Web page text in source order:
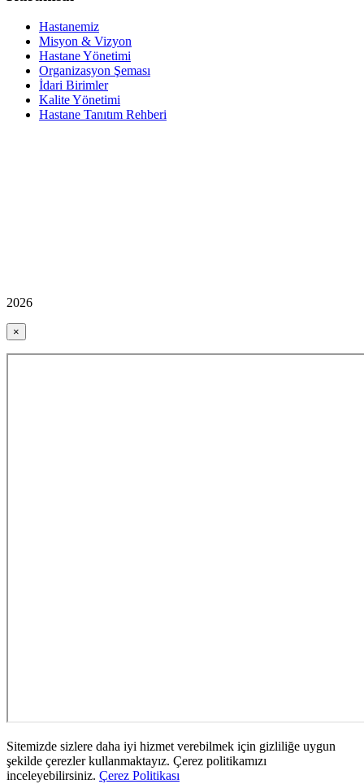
Hastanemiz
Misyon & Vizyon
Hastane Yönetimi
Organizasyon Şeması
İdari Birimler
Kalite Yönetimi
Hastane Tanıtım Rehberi
2026
×
Sitemizde sizlere daha iyi hizmet verebilmek için gizliliğe uygun
şekilde çerezler kullanmaktayız. Çerez politikamızı
inceleyebilirsiniz. Çerez Politikası